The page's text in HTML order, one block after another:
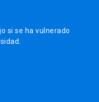
si se ha vulnerado